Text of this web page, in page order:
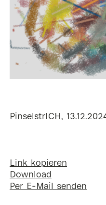
PinselstrICH,
Link kopieren
Download
Per E-Mail senden